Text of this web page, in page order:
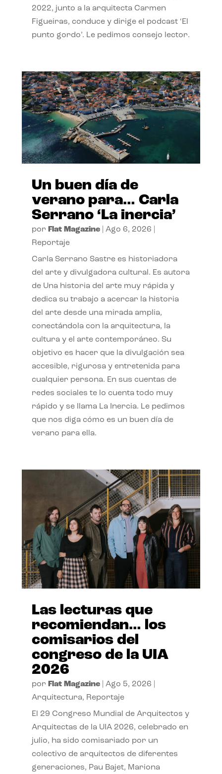
2022, junto a la arquitecta Carmen
Figueiras, conduce y dirige el podcast ‘El
punto gordo’. Le pedimos consejo lector.
Un buen día de
verano para… Carla
Serrano ‘La inercia’
por Flat Magazine| Ago 6, 2026
Reportaje
Carla Serrano Sastre es historiadora
del arte y divulgadora cultural. Es autora
de Una historia del arte muy rápida y
dedica su trabajo a acercar la historia
del arte desde una mirada amplia,
conectándola con la arquitectura, la
cultura y el arte contemporáneo. Su
objetivo es hacer que la divulgación sea
accesible, rigurosa y entretenida para
cualquier persona. En sus cuentas de
redes sociales te lo cuenta todo muy
rápido y se llama La Inercia. Le pedimos
que nos diga cómo es un buen día de
verano para ella.
Las lecturas que
recomiendan… los
comisarios del
congreso de la UIA
2026
por Flat Magazine| Ago 5, 2026
Arquitectura, Reportaje
El 29 Congreso Mundial de Arquitectos y
Arquitectas de la UIA 2026, celebrado en
julio, ha sido comisariado por un
colectivo de arquitectos de diferentes
generaciones, Pau Bajet, Mariona